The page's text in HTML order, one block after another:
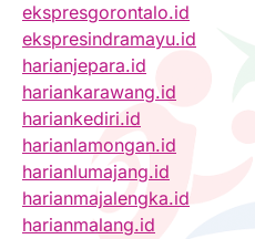
ekspresgorontalo.id
ekspresindramayu.id
harianjepara.id
hariankarawang.id
hariankediri.id
harianlamongan.id
harianlumajang.id
harianmajalengka.id
harianmalang.id